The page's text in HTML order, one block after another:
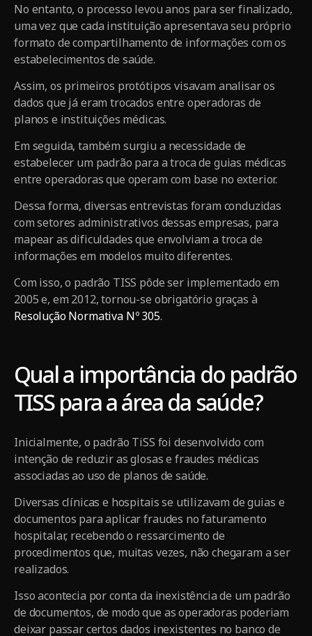
No entanto, o processo levou anos para ser finalizado,
uma vez que cada instituição apresentava seu próprio
formato de compartilhamento de informações com os
estabelecimentos de saúde.
Assim, os primeiros protótipos visavam analisar os
dados que já eram trocados entre operadoras de
planos e instituições médicas.
Em seguida, também surgiu a necessidade de
estabelecer um padrão para a troca de guias médicas
entre operadoras que operam com base no exterior.
Dessa forma, diversas entrevistas foram conduzidas
com setores administrativos dessas empresas, para
mapear as dificuldades que envolviam a troca de
informações em modelos muito diferentes.
Com isso, o padrão TISS pôde ser implementado em
2005 e, em 2012, tornou-se obrigatório graças à
Resolução Normativa Nº 305.
Qual a importância do padrão
TISS para a área da saúde?
Inicialmente, o padrão TiSS foi desenvolvido com
intenção de reduzir as glosas e fraudes médicas
associadas ao uso de planos de saúde.
Diversas clínicas e hospitais se utilizavam de guias e
documentos para aplicar fraudes no faturamento
hospitalar, recebendo o ressarcimento de
procedimentos que, muitas vezes, não chegaram a ser
realizados.
Isso acontecia por conta da inexistência de um padrão
de documentos, de modo que as operadoras poderiam
deixar passar certos dados inexistentes no banco de